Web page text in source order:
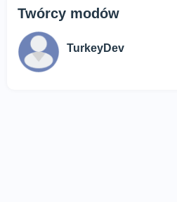
Twórcy modów
TurkeyDev